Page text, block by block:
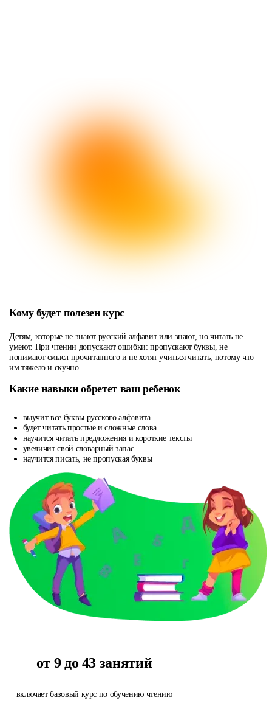
Кому будет полезен курс
Детям, которые не знают русский алфавит или знают, но читать не
умеют. При чтении допускают ошибки: пропускают буквы, не
понимают смысл прочитанного и не хотят учиться читать, потому что
им тяжело и скучно.
Какие навыки обретет ваш ребенок
выучит все буквы русского алфавита
будет читать простые и сложные слова
научится читать предложения и короткие тексты
увеличит свой словарный запас
научится писать, не пропуская буквы
от 9 до 43 занятий
включает базовый курс по обучению чтению